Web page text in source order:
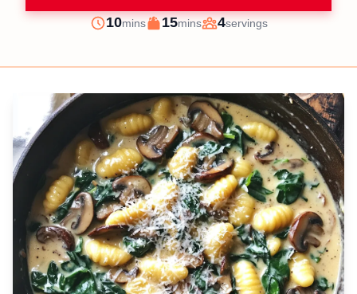
Prep
10minutes
mins
Cook
15minutes
mins
Servings
4servings